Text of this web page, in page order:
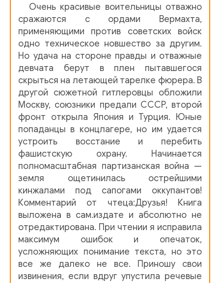
Очень красивые воительницы отважно
сражаются с ордами Вермахта,
применяющими против советских войск
одно техническое новшество за другим.
Но удача на стороне правды и отважные
девчата берут в плен пытавшегося
скрыться на летающей тарелке фюрера. В
другой сюжетной гитлеровцы обложили
Москву, союзники предали СССР, второй
фронт открыла Япония и Турция. Юные
попаданцы в концлагере, но им удается
устроить восстание и перебить
фашистскую охрану. Начинается
полномасштабная партизанская война —
земля ощетинилась острейшими
кинжалами под сапогами оккупантов!
Комментарий от чтеца:Друзья! Книга
выложена в сам.издате и абсолютно не
отредактирована. При чтении я исправила
максимум ошибок и опечаток,
усложняющих понимание текста, но это
все же далеко не все. Приношу свои
извинения, если вдруг упустила речевые